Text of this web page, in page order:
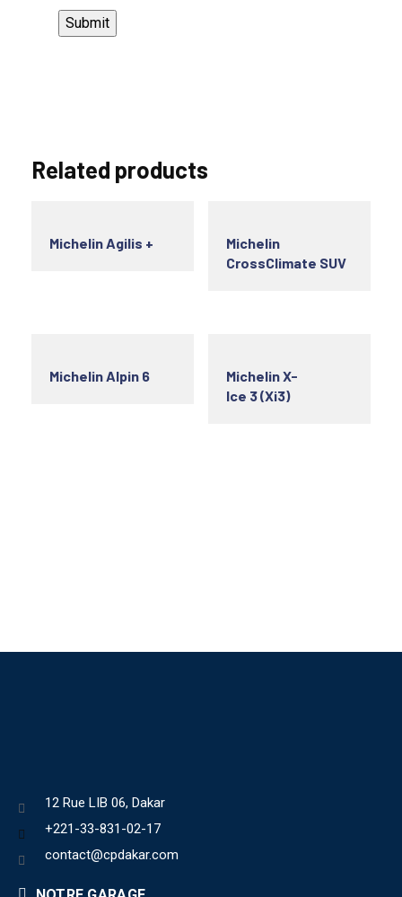
Related products
Michelin Agilis +
Michelin
CrossClimate SUV
Michelin Alpin 6
Michelin X-
Ice 3 (Xi3)
12 Rue LIB 06, Dakar
+221-33-831-02-17
contact@cpdakar.com